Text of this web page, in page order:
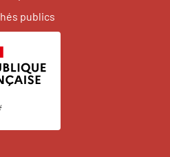
publics